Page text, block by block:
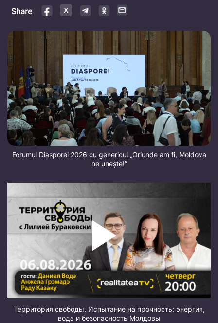
Share
Forumul Diasporei 2026 cu genericul „Oriunde am fi, Moldova
ne unește!”
Территория свободы. Испытание на прочность: энергия,
вода и безопасность Молдовы